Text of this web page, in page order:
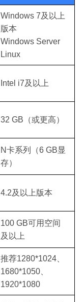
Windows 7及以上
版本
Windows Server
Linux
Intel i7及以上
32 GB（或更高）
N卡系列（6 GB显
存）
4.2及以上版本
100 GB可用空间
及以上
推荐1280*1024、
1680*1050、
1920*1080